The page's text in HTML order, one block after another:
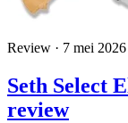
Review · 7 mei 2026
Seth Select
review